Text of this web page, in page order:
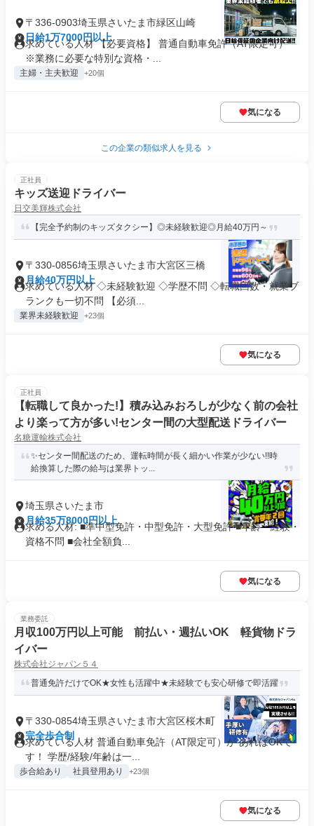
〒336-0903埼玉県さいたま市緑区山崎
日給1万7000円以上
求めている人材 【必要資格】 普通自動車免許（AT限定可）
※業務に必要な特別な資格・...
主婦・主夫歓迎 +20個
気になる
この企業の類似求人を見る
正社員
キッズ送迎ドライバー
日交美輝株式会社
【完全予約制のキッズタクシー】◎未経験歓迎◎月給40万円～
〒330-0856埼玉県さいたま市大宮区三橋
月給40万円以上
求めている人材 ◇未経験歓迎 ◇学歴不問 ◇転職回数・就業ブ
ランクも一切不問 【必須...
業界未経験歓迎 +23個
気になる
正社員
【転職して良かった!】積み込みおろしが少なく前の会社
より楽って方が多い!センター間の大型配送ドライバー
名糖運輸株式会社
✨センター間配送のため、運転時間が長く細かい作業が少ない!!時
給換算した際の給与は業界トッ...
埼玉県さいたま市
月給35万8000円以上
求める人材: ■準中型免許・中型免許・大型免許 ■年齢・経験・
資格不問 ■会社全額負...
気になる
業務委託
月収100万円以上可能 前払い・週払いOK 軽貨物ドラ
イバー
株式会社ジャパン５４
普通免許だけでOK★女性も活躍中★未経験でも安心研修で即活躍
〒330-0854埼玉県さいたま市大宮区桜木町
完全歩合制
求めている人材 普通自動車免許（AT限定可）が あればOKで
す！ 学歴/経験/年齢は一...
歩合給あり 社員登用あり +23個
気になる